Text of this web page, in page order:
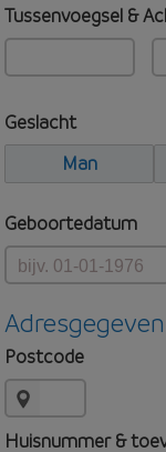
Tussenvoegsel &
Geslacht
Man
Geboortedatum
Postcode
Huisnummer &